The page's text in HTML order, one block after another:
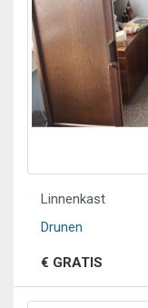
Linnenkast
Drunen
€ GRATIS